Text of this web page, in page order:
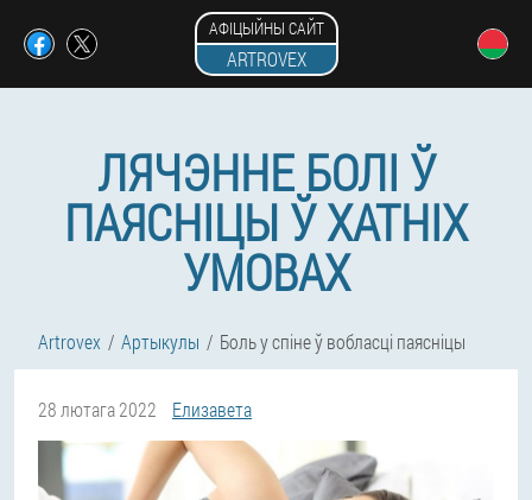
АФІЦЫЙНЫ САЙТ
ARTROVEX
ЛЯЧЭННЕ БОЛІ Ў
ПАЯСНІЦЫ Ў ХАТНІХ
УМОВАХ
Artrovex Артыкулы Боль у спіне ў вобласці паясніцы
28 лютага 2022 Елизавета